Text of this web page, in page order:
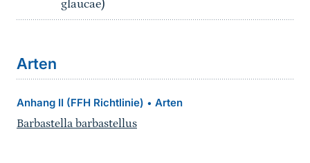
glaucae)
Arten
Anhang II (FFH Richtlinie) • Arten
Barbastella barbastellus